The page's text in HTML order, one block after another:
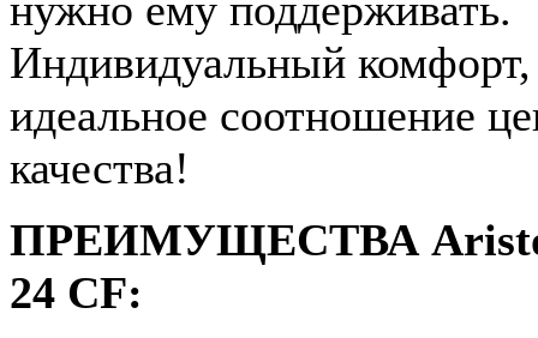
нужно ему поддерживать.
Индивидуальный комфорт,
идеальное соотношение
качества!
ПРЕИМУЩЕСТВА
24 CF: